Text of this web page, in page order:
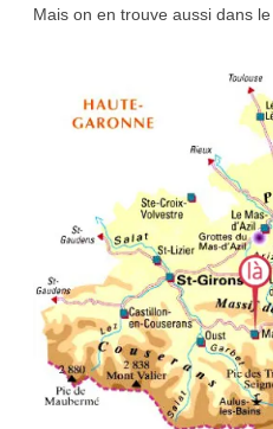
Mais on en trouve aussi dans